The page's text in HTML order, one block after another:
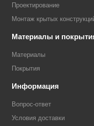
Проектирование
Монтаж крытых
Материалы и
Материалы
Покрытия
Информация
Вопрос-ответ
Условия доставки